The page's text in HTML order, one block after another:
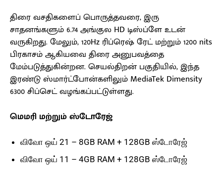
திரை வசதிகளைப் பொருத்தவரை, இரு
சாதனங்களும் 6.74 அங்குல HD டிஸ்ப்ளே உடன்
வருகிறது. மேலும், 120Hz ரிப்ரெஷ் ரேட் மற்றும் 1200 nits
பிரகாசம் ஆகியவை திரை அனுபவத்தை
மேம்படுத்துகின்றன. செயல்திறன் பகுதியில், இந்த
இரண்டு ஸ்மார்ட்போன்களிலும் MediaTek Dimensity
6300 சிப்செட் வழங்கப்பட்டுள்ளது.
மெமரி மற்றும் ஸ்டோரேஜ்
விவோ ஒய் 21 – 8GB RAM + 128GB ஸ்டோரேஜ்
விவோ ஒய் 11 – 4GB RAM + 128GB ஸ்டோரேஜ்